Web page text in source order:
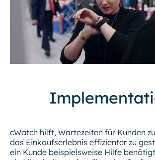
cWatch hilft, Wartezeiten für Kunden
das Einkaufserlebnis effizienter zu
ein Kunde beispielsweise Hilfe